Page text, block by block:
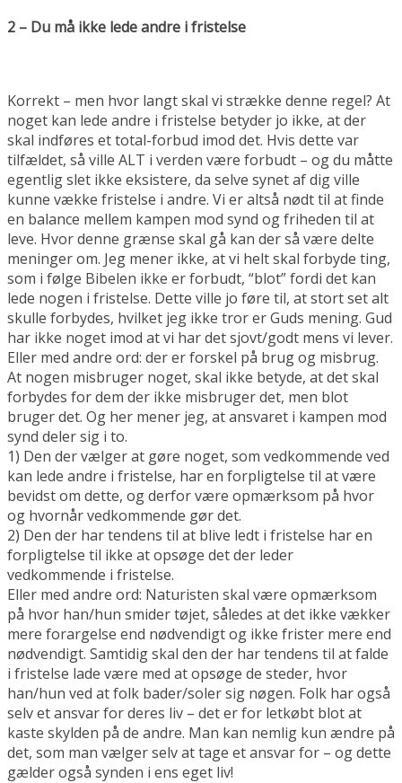
2 – Du må ikke lede andre i fristelse
Korrekt – men hvor langt skal vi strække denne regel? At
noget kan lede andre i fristelse betyder jo ikke, at der
skal indføres et total-forbud imod det. Hvis dette var
tilfældet, så ville ALT i verden være forbudt – og du måtte
egentlig slet ikke eksistere, da selve synet af dig ville
kunne vække fristelse i andre. Vi er altså nødt til at finde
en balance mellem kampen mod synd og friheden til at
leve. Hvor denne grænse skal gå kan der så være delte
meninger om. Jeg mener ikke, at vi helt skal forbyde ting,
som i følge Bibelen ikke er forbudt, “blot” fordi det kan
lede nogen i fristelse. Dette ville jo føre til, at stort set alt
skulle forbydes, hvilket jeg ikke tror er Guds mening. Gud
har ikke noget imod at vi har det sjovt/godt mens vi lever.
Eller med andre ord: der er forskel på brug og misbrug.
At nogen misbruger noget, skal ikke betyde, at det skal
forbydes for dem der ikke misbruger det, men blot
bruger det. Og her mener jeg, at ansvaret i kampen mod
synd deler sig i to.
1) Den der vælger at gøre noget, som vedkommende ved
kan lede andre i fristelse, har en forpligtelse til at være
bevidst om dette, og derfor være opmærksom på hvor
og hvornår vedkommende gør det.
2) Den der har tendens til at blive ledt i fristelse har en
forpligtelse til ikke at opsøge det der leder
vedkommende i fristelse.
Eller med andre ord: Naturisten skal være opmærksom
på hvor han/hun smider tøjet, således at det ikke vækker
mere forargelse end nødvendigt og ikke frister mere end
nødvendigt. Samtidig skal den der har tendens til at falde
i fristelse lade være med at opsøge de steder, hvor
han/hun ved at folk bader/soler sig nøgen. Folk har også
selv et ansvar for deres liv – det er for letkøbt blot at
kaste skylden på de andre. Man kan nemlig kun ændre på
det, som man vælger selv at tage et ansvar for – og dette
gælder også synden i ens eget liv!